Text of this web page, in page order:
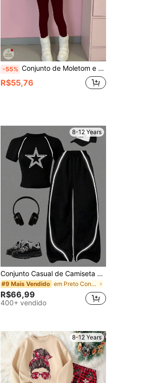
-55% Conjunto de Moletom e Legging Festivo Vermelho com Estampa Fofa de Papai Noel, Boneco de Neve, Rena, Homem de Gengibre, Sino e Floco de Neve para Meninas Pré-Adolescentes, Ideal para o Outono/Inverno, Adequado para Reuniões e Passeios Festivos
R$55,76
8-12 Years
Conjunto Casual de Camiseta de Manga Curta Raglan com Estampa de Estrela de 5 Pontas e Calça para Meninas Pré-Adolescentes
#9 Mais Vendido em Preto Conjuntos para meninas adolescentes
R$66,99
400+ vendido
8-12 Years